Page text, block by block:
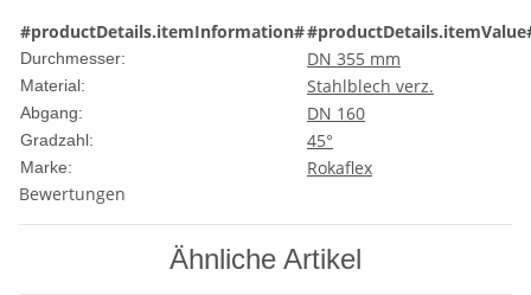
#productDetails.itemInformation#
Durchmesser: DN 355 mm
Material: Stahlblech verz.
Abgang: DN 160
Gradzahl: 45°
Marke:
Rokaflex
Bewertungen
Ähnliche Artikel